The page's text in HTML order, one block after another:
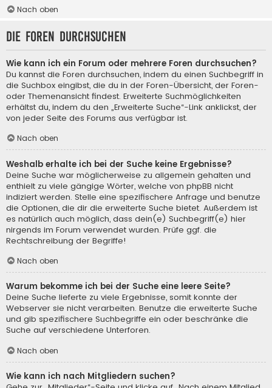
Nach oben
Die Foren durchsuchen
Wie kann ich ein Forum oder mehrere Foren durchsuchen?
Du kannst die Foren durchsuchen, indem du einen Suchbegriff in
die Suchbox eingibst, die du in der Foren-Übersicht, der Foren-
oder Themenansicht findest. Erweiterte Suchmöglichkeiten
erhältst du, indem du den „Erweiterte Suche“-Link anklickst, der
von jeder Seite des Forums aus verfügbar ist.
Nach oben
Weshalb erhalte ich bei der Suche keine Ergebnisse?
Deine Suche war möglicherweise zu allgemein gehalten und
enthielt zu viele gängige Wörter, welche von phpBB nicht
indiziert werden. Stelle eine spezifischere Anfrage und benutze
die Optionen, die dir die erweiterte Suche bietet. Außerdem ist
es natürlich auch möglich, dass dein(e) Suchbegriff(e) hier
nirgends im Forum verwendet wurden. Prüfe ggf. die
Rechtschreibung der Begriffe!
Nach oben
Warum bekomme ich bei der Suche eine leere Seite?
Deine Suche lieferte zu viele Ergebnisse, somit konnte der
Webserver sie nicht verarbeiten. Benutze die erweiterte Suche
und gib spezifischere Suchbegriffe ein oder beschränke die
Suche auf verschiedene Unterforen.
Nach oben
Wie kann ich nach Mitgliedern suchen?